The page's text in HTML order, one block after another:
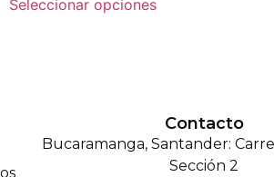
Seleccionar opciones
Contacto
Bucaramanga, Santander:
Sección 2